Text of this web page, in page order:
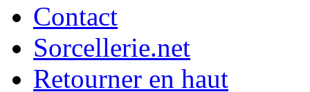
Contact
Sorcellerie.net
Retourner en haut